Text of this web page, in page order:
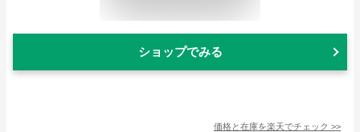
ショップでみる
価格と在庫を楽天でチェック >>